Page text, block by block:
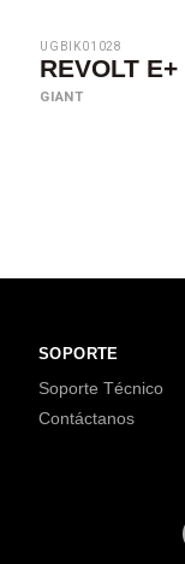
UGBIK01028
REVOLT E+
GIANT
SOPORTE
Soporte Técnico
Contáctanos